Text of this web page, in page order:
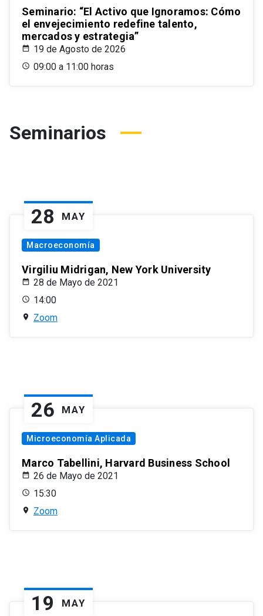
Seminario: “El Activo que Ignoramos: Cómo
el envejecimiento redefine talento,
mercados y estrategia”
19 de Agosto de 2026
09:00 a 11:00 horas
Seminarios
28 MAY
Macroeconomía
Virgiliu Midrigan, New York University
28 de Mayo de 2021
14:00
Zoom
26 MAY
Microeconomía Aplicada
Marco Tabellini, Harvard Business School
26 de Mayo de 2021
15:30
Zoom
19 MAY